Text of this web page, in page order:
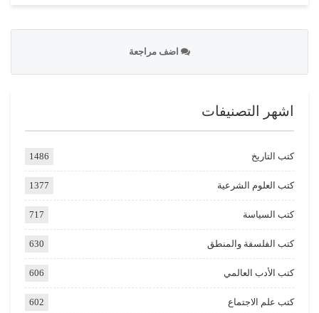
اضف مراجعة
اشهر التصنيفات
كتب التاريخ 1486
كتب العلوم الشرعية 1377
كتب السياسة 717
كتب الفلسفة والمنطق 630
كتب الأدب العالمي 606
كتب علم الاجتماع 602